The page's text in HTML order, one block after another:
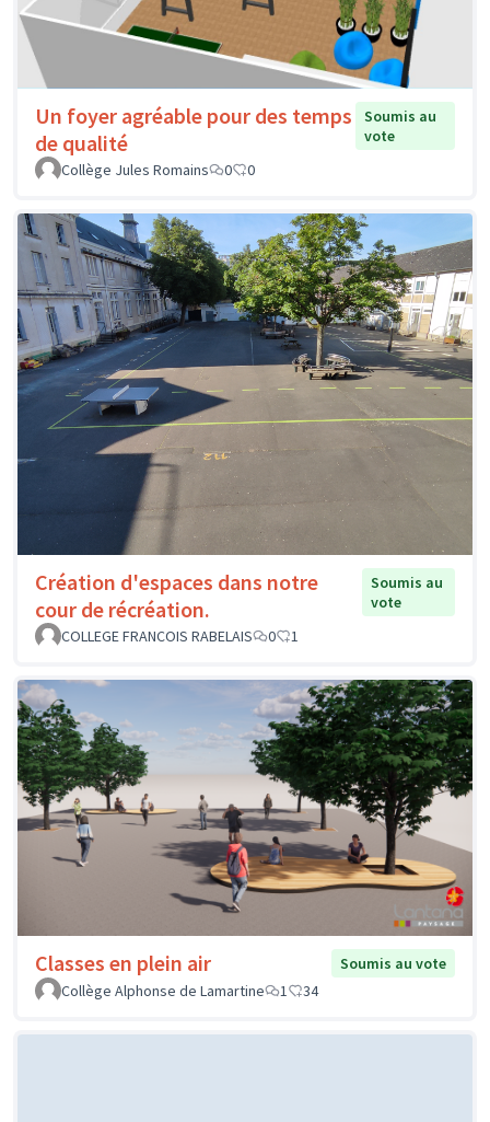
Un foyer agréable pour des temps
de qualité
Soumis au
vote
Collège Jules Romains
0 0
Création d'espaces dans notre
cour de récréation.
Soumis au
vote
COLLEGE FRANCOIS RABELAIS
0 1
Classes en plein air
Soumis au vote
Collège Alphonse de Lamartine
1 34